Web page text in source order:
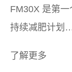
FM30X 是第一
持续减肥计
了解更多